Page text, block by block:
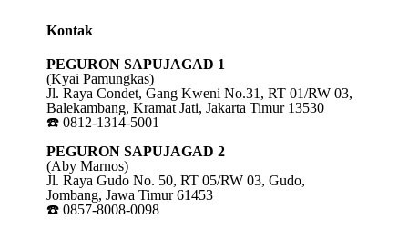
Kontak
PEGURON SAPUJAGAD 1
(Kyai Pamungkas)
Jl. Raya Condet, Gang Kweni No.31, RT 01/RW 03,
Balekambang, Kramat Jati, Jakarta Timur 13530
☎️ 0812-1314-5001
PEGURON SAPUJAGAD 2
(Aby Marnos)
Jl. Raya Gudo No. 50, RT 05/RW 03, Gudo,
Jombang, Jawa Timur 61453
☎️ 0857-8008-0098